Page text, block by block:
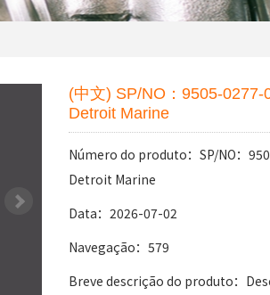
(中文) SP/NO：9505-0277-
Detroit Marine
Número do produto：SP/NO：
Detroit Marine
Data：2026-07-02
Navegação：579
Breve descrição do produto：